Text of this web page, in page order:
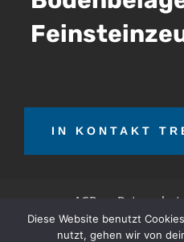
IN KONTAKT
AGB Datenschutz
Diese Website benutzt
nutzt, gehen wir von